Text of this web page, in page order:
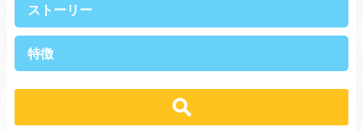
ストーリー
ラブストーリー
歴史・時代劇
特徴
職業
働く女子